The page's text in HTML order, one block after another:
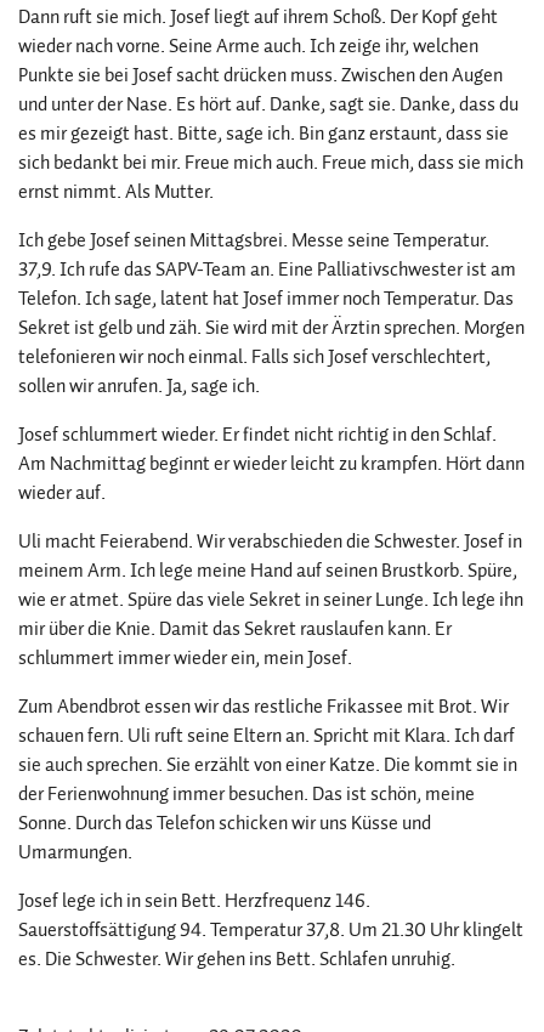
Dann ruft sie mich. Josef liegt auf ihrem Schoß. Der Kopf geht
wieder nach vorne. Seine Arme auch. Ich zeige ihr, welchen
Punkte sie bei Josef sacht drücken muss. Zwischen den Augen
und unter der Nase. Es hört auf. Danke, sagt sie. Danke, dass du
es mir gezeigt hast. Bitte, sage ich. Bin ganz erstaunt, dass sie
sich bedankt bei mir. Freue mich auch. Freue mich, dass sie mich
ernst nimmt. Als Mutter.
Ich gebe Josef seinen Mittagsbrei. Messe seine Temperatur.
37,9. Ich rufe das SAPV-Team an. Eine Palliativschwester ist am
Telefon. Ich sage, latent hat Josef immer noch Temperatur. Das
Sekret ist gelb und zäh. Sie wird mit der Ärztin sprechen. Morgen
telefonieren wir noch einmal. Falls sich Josef verschlechtert,
sollen wir anrufen. Ja, sage ich.
Josef schlummert wieder. Er findet nicht richtig in den Schlaf.
Am Nachmittag beginnt er wieder leicht zu krampfen. Hört dann
wieder auf.
Uli macht Feierabend. Wir verabschieden die Schwester. Josef in
meinem Arm. Ich lege meine Hand auf seinen Brustkorb. Spüre,
wie er atmet. Spüre das viele Sekret in seiner Lunge. Ich lege ihn
mir über die Knie. Damit das Sekret rauslaufen kann. Er
schlummert immer wieder ein, mein Josef.
Zum Abendbrot essen wir das restliche Frikassee mit Brot. Wir
schauen fern. Uli ruft seine Eltern an. Spricht mit Klara. Ich darf
sie auch sprechen. Sie erzählt von einer Katze. Die kommt sie in
der Ferienwohnung immer besuchen. Das ist schön, meine
Sonne. Durch das Telefon schicken wir uns Küsse und
Umarmungen.
Josef lege ich in sein Bett. Herzfrequenz 146.
Sauerstoffsättigung 94. Temperatur 37,8. Um 21.30 Uhr klingelt
es. Die Schwester. Wir gehen ins Bett. Schlafen unruhig.